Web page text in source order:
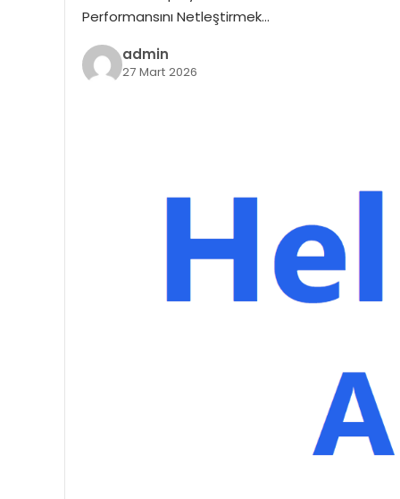
Performansını Netleştirmek…
admin
27 Mart 2026